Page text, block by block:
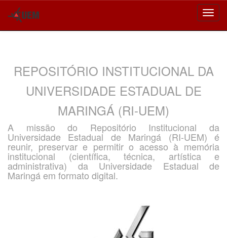
REPOSITÓRIO INSTITUCIONAL DA
UNIVERSIDADE ESTADUAL DE
MARINGÁ (RI-UEM)
A missão do Repositório Institucional da
Universidade Estadual de Maringá (RI-UEM) é
reunir, preservar e permitir o acesso à memória
institucional (científica, técnica, artística e
administrativa) da Universidade Estadual de
Maringá em formato digital.